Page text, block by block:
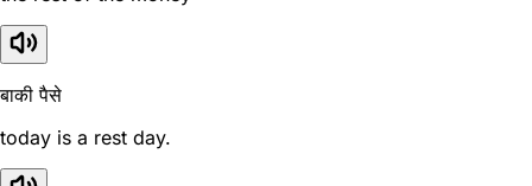
बाकी पैसे
today is a rest day.